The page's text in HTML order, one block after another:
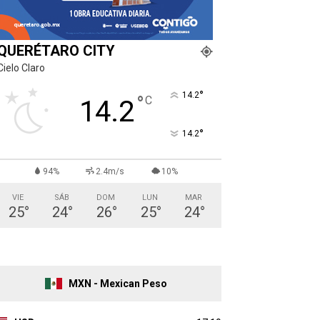
CITY
Claro
14.2°C 14.2°
14.2°
94% 2.4m/s 10%
VIE
25°
SÁB
24°
DOM
26°
LUN
25°
MAR
24°
MXN - Mexican Peso